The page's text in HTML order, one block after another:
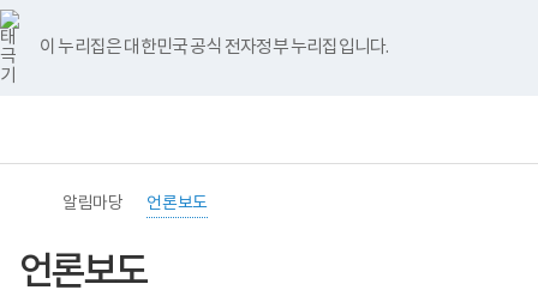
바
로
가
기
메
이 누리집은 대한민국 공식 전자정부 누리집입니다.
너
비
767px
이
하
운
기
관)
복
검
메
홈
알림마당 언론보도
언론보도
유
튜
브
블
로
그
인
스
타
그
램
페
이
스
북